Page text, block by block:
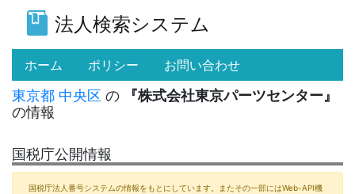
法人検索システム
ホーム (current)
ポリシー お問い合わせ
東京都 中央区 の
『株式会社東京パーツセンター』
の情報
国税庁公開情報
国税庁法人番号システムの情報をもとにしています。またその一部にはWeb-API機